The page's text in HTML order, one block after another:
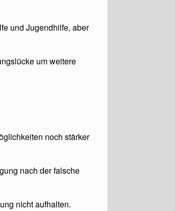
und Jugendhilfe, aber
um weitere
noch stärker
nach der falsche
nicht aufhalten.